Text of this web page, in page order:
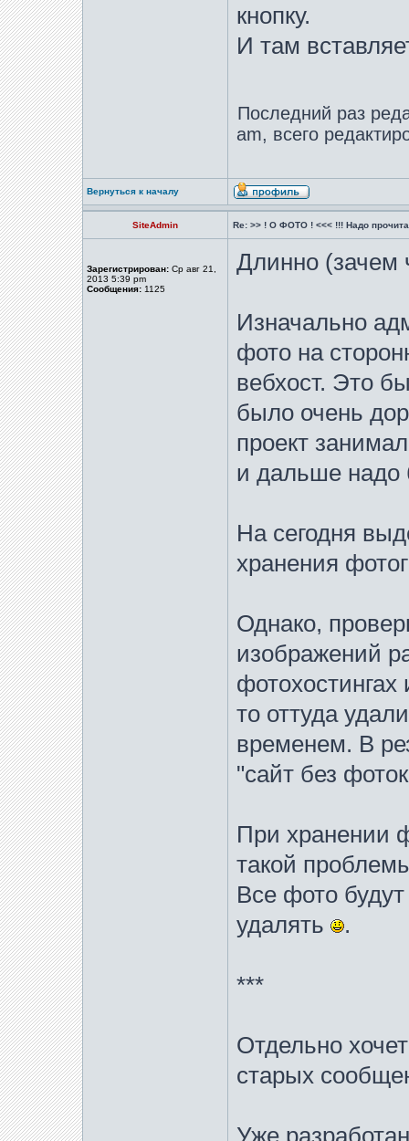
кнопку.
И там
Последний раз
am, всего
Вернуться к началу
SiteAdmin Re: >> ! О ФОТО ! <<< !!! Надо
Зарегистрирован: Ср авг 21,
2013 5:39 pm
Сообщения: 1125
Длинно (зачем
Изначально
фото на
вебхост. Это
было очень
проект
и дальше надо
На сегодня
хранения
Однако,
изображений
то оттуда
временем. В
"сайт без
При хранении
такой
Все фото
удалять
.
***
Отдельно
старых
Уже